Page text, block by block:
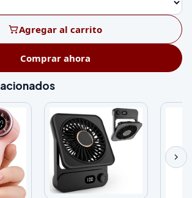
Agregar al carrito
Comprar ahora